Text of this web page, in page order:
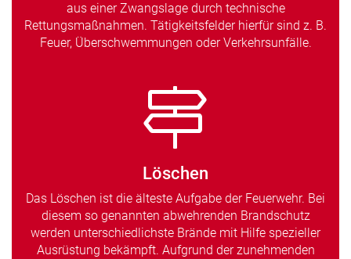
aus einer Zwangslage durch technische
Rettungsmaßnahmen. Tätigkeitsfelder hierfür sind z. B.
Feuer, Überschwemmungen oder Verkehrsunfälle.
Löschen
Das Löschen ist die älteste Aufgabe der Feuerwehr. Bei
diesem so genannten abwehrenden Brandschutz
werden unterschiedlichste Brände mit Hilfe spezieller
Ausrüstung bekämpft. Aufgrund der zunehmenden